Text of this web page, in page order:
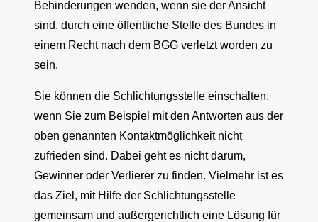
Behinderungen wenden, wenn sie der Ansicht
sind, durch eine öffentliche Stelle des Bundes in
einem Recht nach dem BGG verletzt worden zu
sein.
Sie können die Schlichtungsstelle einschalten,
wenn Sie zum Beispiel mit den Antworten aus der
oben genannten Kontaktmöglichkeit nicht
zufrieden sind. Dabei geht es nicht darum,
Gewinner oder Verlierer zu finden. Vielmehr ist es
das Ziel, mit Hilfe der Schlichtungsstelle
gemeinsam und außergerichtlich eine Lösung für